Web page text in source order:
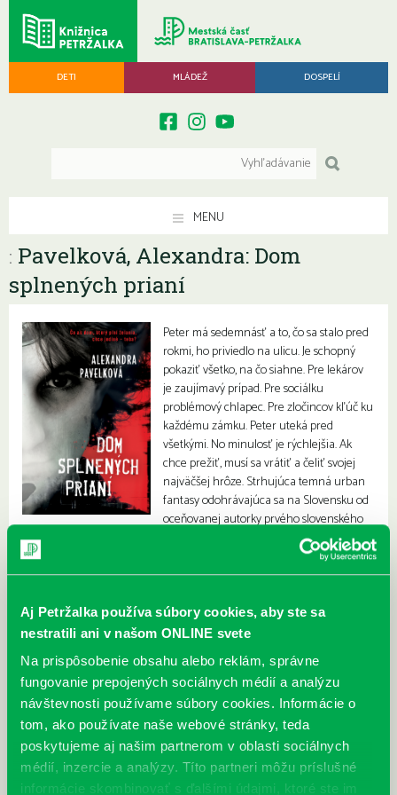
Aj Petržalka používa súbory cookies, aby ste sa
nestratili ani v našom ONLINE svete
Na prispôsobenie obsahu alebo reklám, správne
fungovanie prepojených sociálnych médií a analýzu
návštevnosti používame súbory cookies. Informácie o
tom, ako používate naše webové stránky, teda
poskytujeme aj našim partnerom v oblasti sociálnych
médií, inzercie a analýzy. Títo partneri môžu príslušné
informácie skombinovať s ďalšími údajmi, ktoré ste im
DETI MLÁDEŽ DOSPELÍ
MENU
: Pavelková, Alexandra: Dom
splnených prianí
Peter má sedemnásť a to, čo sa stalo pred
rokmi, ho priviedlo na ulicu. Je schopný
pokaziť všetko, na čo siahne. Pre lekárov
je zaujímavý prípad. Pre sociálku
problémový chlapec. Pre zločincov kľúč ku
každému zámku. Peter uteká pred
všetkými. No minulosť je rýchlejšia. Ak
chce prežiť, musí sa vrátiť a čeliť svojej
najväčšej hrôze. Strhujúca temná urban
fantasy odohrávajúca sa na Slovensku od
oceňovanej autorky prvého slovenského
fantasy románu!